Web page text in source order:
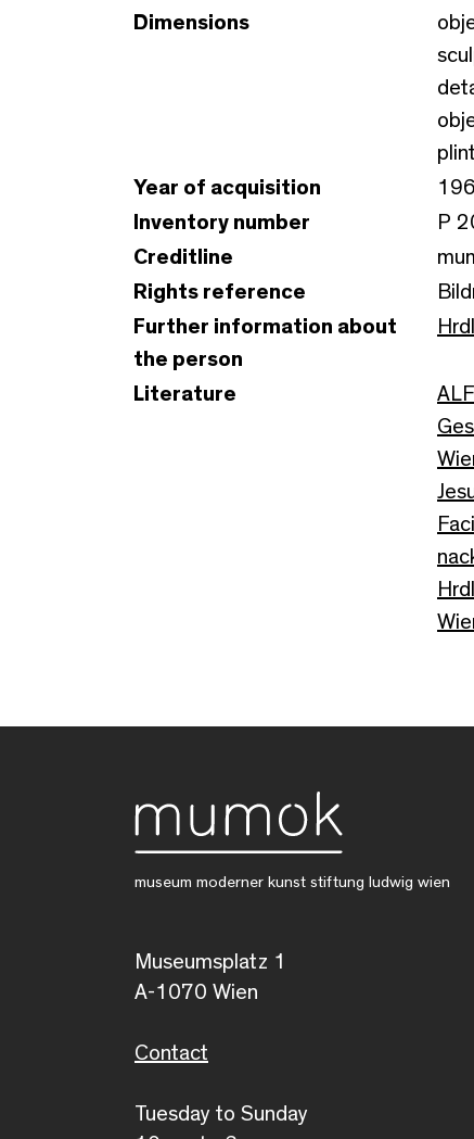
Dimensions
Year of acquisition
Inventory number
P
Creditline
Rights reference
Further information about
the person
Literature
museum moderner kunst stiftung ludwig wien
Museumsplatz 1
A-1070 Wien
Contact
Tuesday to Sunday